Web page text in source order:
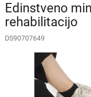
Edinstveno
rehabilitacijo
DS90707649